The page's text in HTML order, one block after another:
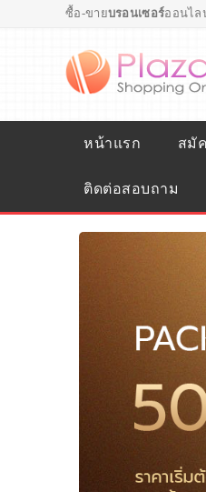
ซื้อ-ขายบรอนเซอร์ออนไล
หน้าแรก สมั
ติดต่อสอบถาม